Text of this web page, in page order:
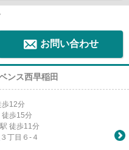
お問い合わせ
ンス西早稲田
歩12分
徒歩15分
駅 徒歩11分
３丁目６-４